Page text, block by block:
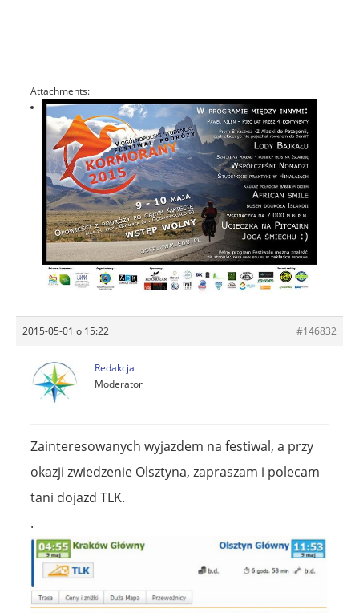
Attachments:
2015-05-01 o 15:22 #146832
Redakcja
Moderator
Zainteresowanych wyjazdem na festiwal, a przy
okazji zwiedzenie Olsztyna, zapraszam i polecam
tani dojazd TLK.
.